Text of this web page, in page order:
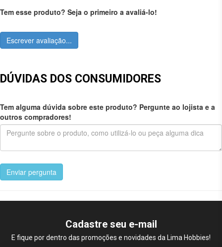
Tem esse produto? Seja o primeiro a avaliá-lo!
Escrever avaliação...
DÚVIDAS DOS CONSUMIDORES
Tem alguma dúvida sobre este produto? Pergunte ao lojista e a
outros compradores!
Enviar pergunta
Cadastre seu e-mail
E fique por dentro das promoções e novidades da Lima Hobbies!